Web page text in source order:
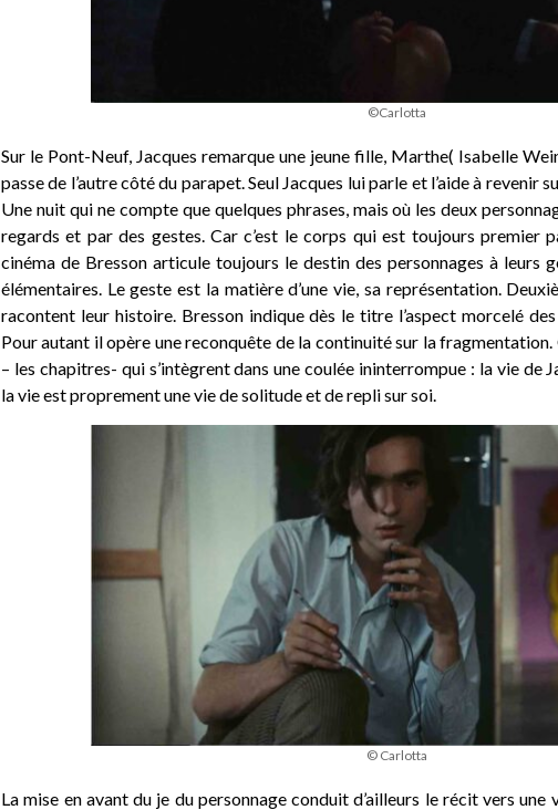
©Carlotta
Sur le Pont-Neuf, Jacques remarque une jeune fille, Marthe( Isabelle
passe de l’autre côté du parapet. Seul Jacques lui parle et l’aide à revenir
Une nuit qui ne compte que quelques phrases, mais où les deux
regards et par des gestes.Car c’est le corps qui est toujours premier
cinéma de Bresson articule toujours le destin des personnages à leurs
élémentaires. Le geste est la matière d’une vie, sa représentation.
racontent leur histoire. Bresson indique dès le titre l’aspect morcelé
Pour autant il opère une reconquête de la continuité sur la
– les chapitres- qui s’intègrent dans une coulée ininterrompue : la vie de
la vie est proprement une vie de solitude et de repli sur soi.
© Carlotta
La mise en avant du je du personnage conduit d’ailleurs le récit vers une